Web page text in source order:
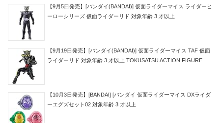
【9月5日発売】[バンダイ(BANDAI)] 仮面ライダーマイス ライダーヒ
ーローシリーズ 仮面ライダーリド 対象年齢 3 才以上
【9月19日発売】[バンダイ(BANDAI)] 仮面ライダーマイス TAF 仮面
ライダーリド 対象年齢 3 才以上 TOKUSATSU ACTION FIGURE
【10月3日発売】[BANDAI] [バンダイ 仮面ライダーマイス DXライダ
ーエグズセット02 対象年齢 3 才以上